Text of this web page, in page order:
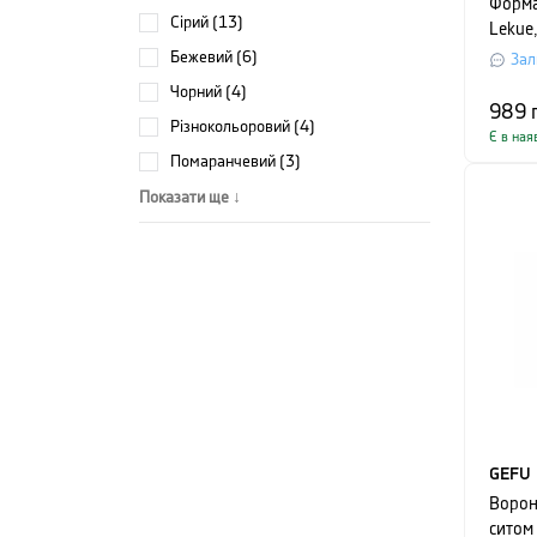
сірий (13)
бежевий (6)
чорний (4)
різнокольоровий (4)
помаранчевий (3)
Показати ще ↓
штуки
989
Є в
GEFU
ситом